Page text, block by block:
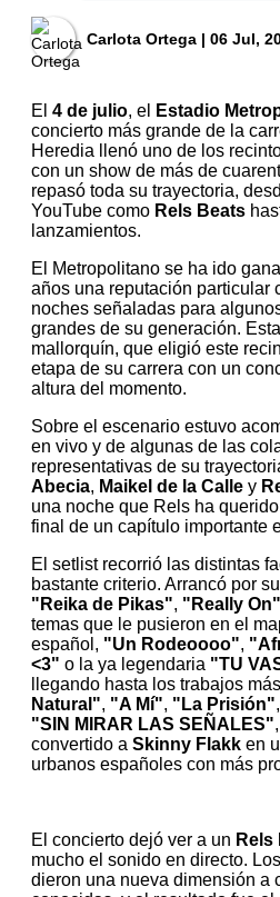
⁠Carlota Ortega | 06 Jul,
El 4 de julio, el Estadio
concierto más grande de la
Heredia llenó uno de los
con un show de más de
repasó toda su trayectoria,
YouTube como Rels Beats
lanzamientos.
El Metropolitano se ha ido
años una reputación particular
noches señaladas para
grandes de su generación.
mallorquín, que eligió este
etapa de su carrera con un
altura del momento.
Sobre el escenario estuvo
en vivo y de algunas de las
representativas de su
Abecia, Maikel de la Calle y
una noche que Rels ha
final de un capítulo importante
El setlist recorrió las distintas
bastante criterio. Arrancó por
"Reika de Pikas", "Really On"
temas que le pusieron en el
español, "Un Rodeoooo",
<3" o la ya legendaria "TU
llegando hasta los trabajos
Natural", "A Mí", "La Prisión",
"SIN MIRAR LAS SEÑALES"
convertido a Skinny Flakk en
urbanos españoles con más
El concierto dejó ver a un Rels
mucho el sonido en directo.
dieron una nueva dimensión a